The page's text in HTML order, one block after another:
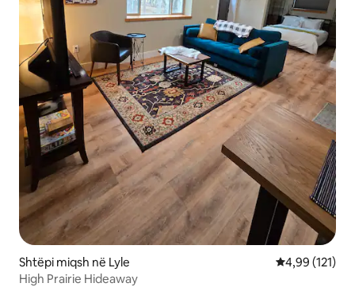
Shtëpi miqsh në Lyle Vlerësimi
4,99 (121)
High Prairie Hideaway